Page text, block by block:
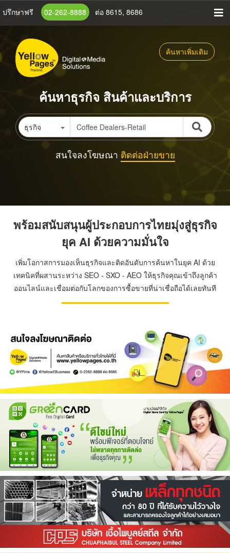
ข้าม
เนื้อหา
หลัก
ปรึกษาฟรี 02-262-8888 ต่อ 8615, 8686
ค้นหาเพิ่มเติม
ค้นหาธุรกิจ สินค้าและบริการ
ธุรกิจ
สนใจลงโฆษณา ติดต่อฝ่ายขาย
พร้อมสนับสนุนผู้ประกอบการไทยมุ่งสู่ธุรกิจ
ยุค AI ด้วยความมั่นใจ
เพิ่มโอกาสการมองเห็นธุรกิจและติดอันดับการค้นหาในยุค AI ด้วย
เทคนิคที่ผสานระหว่าง SEO - SXO - AEO ให้ธุรกิจคุณเข้าถึงลูกค้า
ออนไลน์และเชื่อมต่อกับโลกของการซื้อขายที่น่าเชื่อถือได้เลยทันที